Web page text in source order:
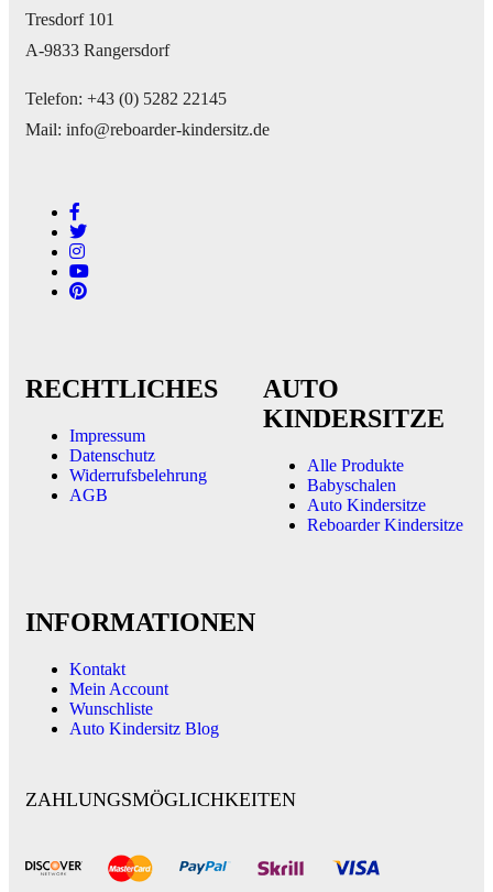
Tresdorf 101
A-9833 Rangersdorf
Telefon: +43 (0) 5282 22145
Mail: info@reboarder-kindersitz.de
RECHTLICHES
Impressum
Datenschutz
Widerrufsbelehrung
AGB
AUTO
KINDERSITZE
Alle Produkte
Babyschalen
Auto Kindersitze
Reboarder Kindersitze
INFORMATIONEN
Kontakt
Mein Account
Wunschliste
Auto Kindersitz Blog
ZAHLUNGSMÖGLICHKEITEN